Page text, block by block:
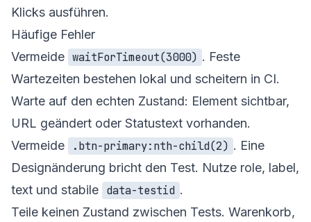
Klicks ausführen.
Häufige Fehler
Vermeide waitForTimeout(3000) . Feste
Wartezeiten bestehen lokal und scheitern in CI.
Warte auf den echten Zustand: Element sichtbar,
URL geändert oder Statustext vorhanden.
Vermeide
.btn-primary:nth-child(2) . Eine
Designänderung bricht den Test. Nutze role, label,
text und stabile data-testid .
Teile keinen Zustand zwischen Tests. Warenkorb,